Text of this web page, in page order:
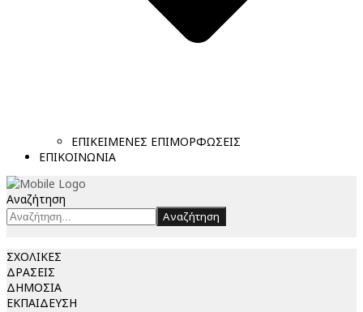
ΕΠΙΚΕΙΜΕΝΕΣ ΕΠΙΜΟΡΦΩΣΕΙΣ
ΕΠΙΚΟΙΝΩΝΙΑ
Αναζήτηση
Αναζήτηση
ΣΧΟΛΙΚΕΣ
ΔΡΑΣΕΙΣ
ΔΗΜΟΣΙΑ
ΕΚΠΑΙΔΕΥΣΗ